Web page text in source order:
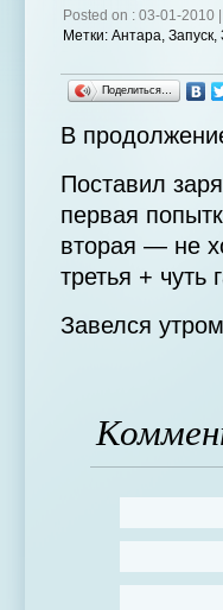
Posted on : 03-01-2010
Метки: Антара, Запуск,
Поделиться…
В
Поставил
первая
вторая — не
третья + чуть
Завелся